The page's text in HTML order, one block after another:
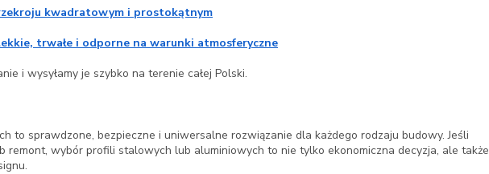
kwadratowym i prostokątnym
trwałe i odporne na warunki atmosferyczne
i wysyłamy je szybko na terenie całej Polski.
to sprawdzone, bezpieczne i uniwersalne rozwiązanie dla każdego rodzaju budowy. Jeśli
remont, wybór profili stalowych lub aluminiowych to nie tylko ekonomiczna decyzja, ale także